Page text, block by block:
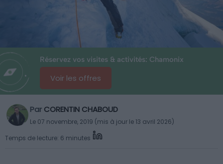
Réservez vos visites & activités: Chamonix
Voir les offres
Par CORENTIN CHABOUD
Le 07 novembre, 2019 (mis à jour le 13 avril 2026)
Temps de lecture: 6 minutes